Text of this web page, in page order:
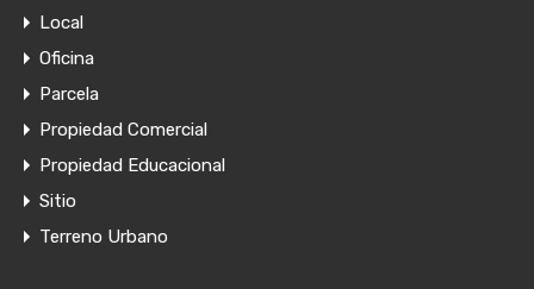
Local
Oficina
Parcela
Propiedad Comercial
Propiedad Educacional
Sitio
Terreno Urbano